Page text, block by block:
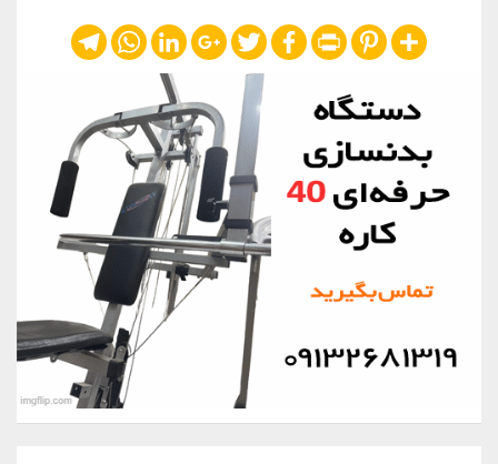
Share
Pinterest
Print
Facebook
Twitter
Google+
LinkedIn
WhatsApp
Telegram